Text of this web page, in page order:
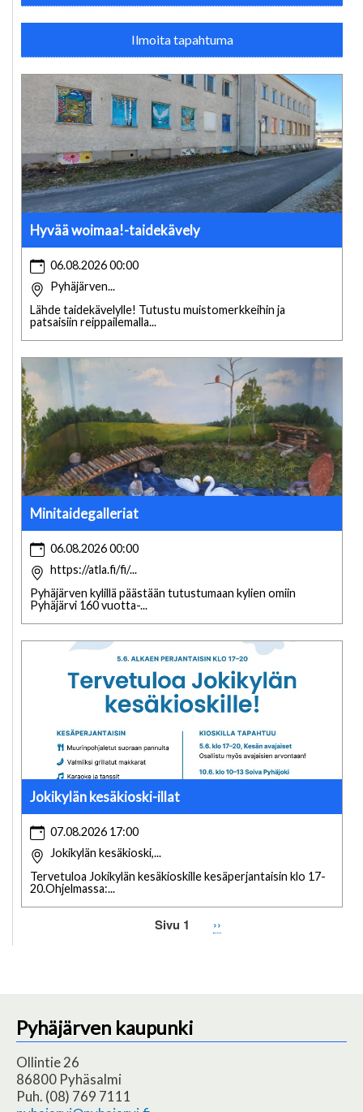
Ilmoita tapahtuma
Hyvää woimaa!-taidekävely
06.08.2026 00:00
Pyhäjärven...
Lähde taidekävelylle! Tutustu muistomerkkeihin ja
patsaisiin reippailemalla...
Minitaidegalleriat
06.08.2026 00:00
https://atla.fi/fi/...
Pyhäjärven kylillä päästään tutustumaan kylien omiin
Pyhäjärvi 160 vuotta-...
Jokikylän kesäkioski-illat
07.08.2026 17:00
Jokikylän kesäkioski,...
Tervetuloa Jokikylän kesäkioskille kesäperjantaisin klo 17-
20.Ohjelmassa:...
Sivu 1
Seuraava
››
Pyhäjärven kaupunki
Ollintie 26
86800 Pyhäsalmi
Puh. (08) 769 7111